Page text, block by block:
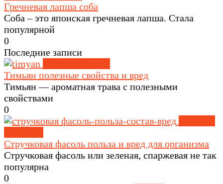
Гречневая лапша соба
Соба – это японская гречневая лапша. Стала
популярной
0
Последние записи
Тимьян полезные свойства и вред
Тимьян — ароматная трава с полезными
свойствами
0
Стручковая фасоль польза и вред для организма
Стручковая фасоль или зеленая, спаржевая не так
популярна
0